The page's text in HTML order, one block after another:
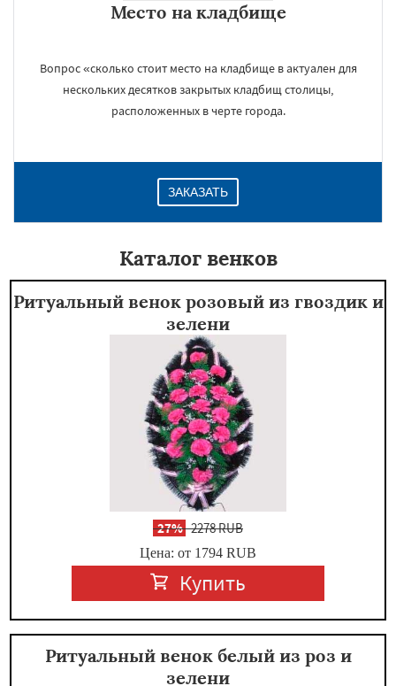
Место на кладбище
Вопрос «сколько стоит место на кладбище в актуален для
нескольких десятков закрытых кладбищ столицы,
расположенных в черте города.
ЗАКАЗАТЬ
Каталог венков
Ритуальный венок розовый из гвоздик и
зелени
-27%2278 RUB
Цена: от 1794 RUB
Купить
Ритуальный венок белый из роз и
зелени